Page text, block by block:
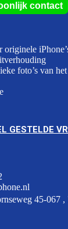
contact
foto’s van
GESTELDE
45-067